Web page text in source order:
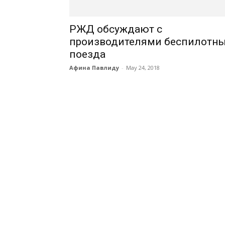
РЖД обсуждают с
производителями
поезда
Афина Павлиду - May 24, 2018